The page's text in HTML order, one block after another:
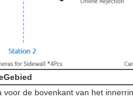
Gebied
voor de bovenkant van het